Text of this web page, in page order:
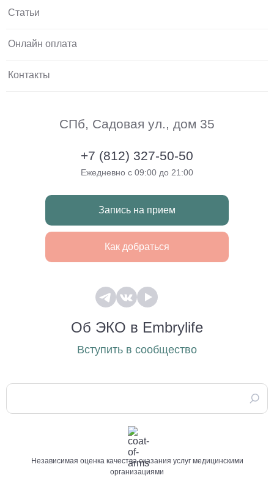
Статьи
Онлайн оплата
Контакты
СПб, Садовая ул., дом 35
+7 (812) 327-50-50
Ежедневно с 09:00 до 21:00
Запись на прием
Как добраться
Об ЭКО в Embrylife
Вступить в сообщество
Независимая оценка качества оказания услуг медицинскими
организациями